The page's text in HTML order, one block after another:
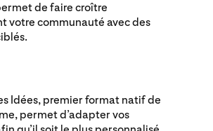
de faire croître
votre communauté avec des
Idées, premier format natif de
permet d’adapter vos